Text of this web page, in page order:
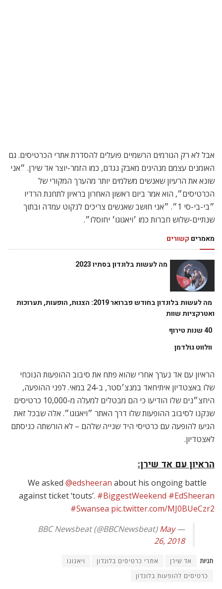
אבל לא רק הגורמים הרשמיים פועלים להסדרת אתרי הכרטיסים. גם
האומנים עצמם מנהיגים מאבק נגדם, כמו הזמר-יוצר אד שירן. ״אני
שונא את הרעיון שאנשים משלמים יותר מהערך המקורי של
הכרטיסים״, הוא אמר ביום ראשון האחרון בראיון לתחנת הרדיו
״בי-בי-סי 1״. ״אני חושב שאנשים צריכים לנקוט עמדה ובתוך
שנתיים-שלוש חברות כמו ׳ויאגוגו׳ יחוסלו״.
מאמרים קשורים
מה לעשות בלונדון בסתיו 2023
מה לעשות בלונדון בחודש פברואר 2019: הצגות, הופעות, תערוכות
ואטרקציות שוות
40 שנות טירוף
וולווט גולדמן
הראיון עם אד נערך אחרי שהוא פתח את סיבוב ההופעות הנוכחי
שלו באצטדיון איתיחאד במנצ׳סטר, ב-24 במאי. לפני ההופעה,
היחצ״נים שלו הודיעו כי הם מבטלים למעלה מ-10,000 כרטיסים
שנקנו לסיבוב ההופעות שלו דרך האתר ״ויאגוגו״. אלה שבכל זאת
הגיעו להופעה עם כרטיסי היד שנייה שלהם – לא הורשתה כניסתם
לאצטדיון.
הראיון עם אד שירן:
We asked @edsheeran about his ongoing battle
against ticket ‘touts’. #BiggestWeekend #EdSheeran
#Swansea pic.twitter.com/MJ0BUeCzr2
— BBC Newsbeat (@BBCNewsbeat)
May
26, 2018
תגיות אד שירן אתרי כרטיסים בלונדון
ויאגוגו
כרטיסים להופעות בלונדון